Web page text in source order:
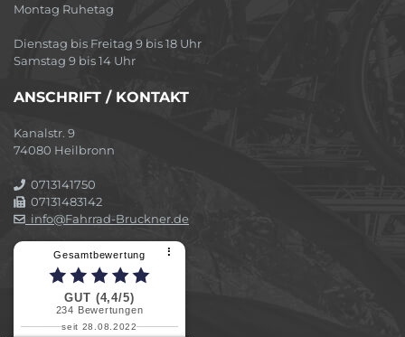
Montag Ruhetag
Dienstag bis Freitag 9 bis 18 Uhr
Samstag 9 bis 14 Uhr
ANSCHRIFT / KONTAKT
Kanalstr. 9
74080 Heilbronn
0713141750
07131483142
info@Fahrrad-Bruckner.de
Gesamtbewertung ⠇
GUT (4,4/5)
234 Bewertungen
seit 28.08.2022